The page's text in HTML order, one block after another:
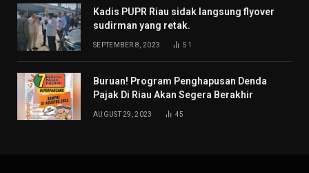
Kadis PUPR Riau sidak langsung flyover
sudirman yang retak.
SEPTEMBER 8, 2023 51
Buruan! Program Penghapusan Denda
Pajak Di Riau Akan Segera Berakhir
AUGUST 29, 2023 45